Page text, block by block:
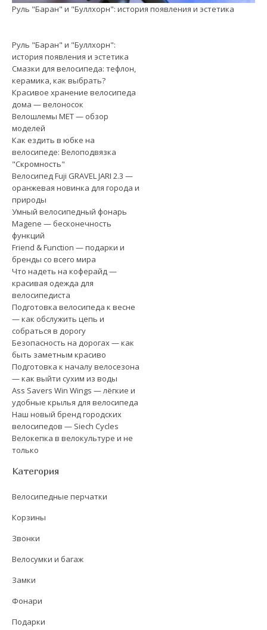
Руль "Баран" и "Буллхорн": история появления и эстетика
Руль "Баран" и "Буллхорн":
история появления и эстетика
Смазки для велосипеда: тефлон,
керамика, как выбрать?
Красивое хранение велосипеда
дома — велоносок
Велошлемы MET — обзор
моделей
Как ездить в юбке на
велосипеде: Велоподвязка
"Скромность"
Велосипед Fuji GRAVEL JARI 2.3 —
оранжевая новинка для города и
природы
Умный велосипедный фонарь
Magene — бесконечность
функций
Friend & Function — подарки и
бренды со всего мира
Что надеть на коферайд —
красивая одежда для
велосипедиста
Подготовка велосипеда к весне
— как обслужить цепь и
собраться в дорогу
Безопасность на дорогах — как
быть заметным красиво
Подготовка к началу велосезона
— как выйти сухим из воды
Ass Savers Win Wings — лёгкие и
удобные крылья для велосипеда
Наш новый бренд городских
велосипедов — Siech Cycles
Велокепка в велокультуре и не
только
Категория
Велосипедные перчатки
Корзины
Звонки
Велосумки и багаж
Замки
Фонари
Подарки